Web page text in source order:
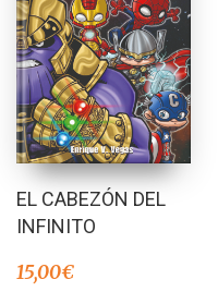
EL CABEZÓN DEL
INFINITO
15,00€